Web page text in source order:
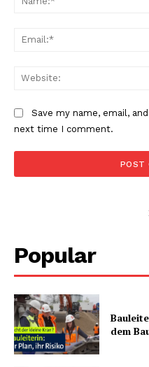
Save my name, email,
next time I comment.
Popular
dem